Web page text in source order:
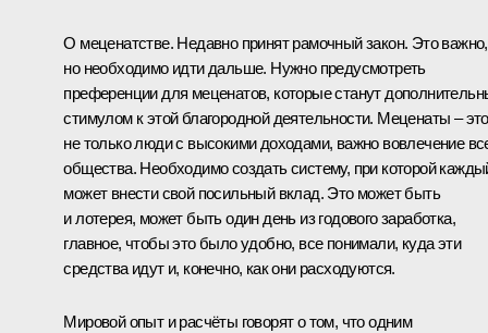
О меценатстве. Недавно принят рамочный закон. Это важно,
но необходимо идти дальше. Нужно предусмотреть
преференции для меценатов, которые станут
стимулом к этой благородной деятельности. Меценаты – это
не только люди с высокими доходами, важно вовлечение
общества. Необходимо создать систему, при которой
может внести свой посильный вклад. Это может быть
и лотерея, может быть один день из годового заработка,
главное, чтобы это было удобно, все понимали, куда эти
средства идут и, конечно, как они расходуются.
Мировой опыт и расчёты говорят о том, что одним